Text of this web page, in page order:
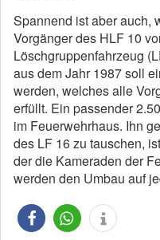
Spannend ist aber auch,
Vorgänger des HLF 10
Löschgruppenfahrzeug
aus dem Jahr 1987 soll
werden, welches alle
erfüllt. Ein passender
im Feuerwehrhaus. Ihn
des LF 16 zu tauschen,
der die Kameraden der
werden den Umbau auf